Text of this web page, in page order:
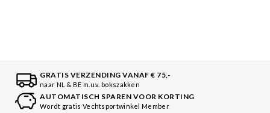
GRATIS VERZENDING VANAF € 75,-
naar NL & BE m.u.v. bokszakken
AUTOMATISCH SPAREN VOOR KORTING
Wordt gratis Vechtsportwinkel Member